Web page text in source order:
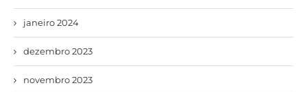
janeiro 2024
dezembro 2023
novembro 2023